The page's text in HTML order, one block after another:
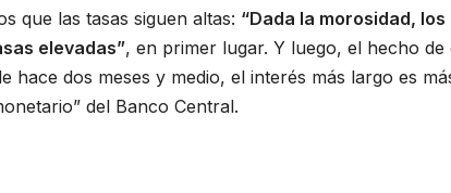
que las tasas siguen altas: “Dada la morosidad, los
elevadas”, en primer lugar. Y luego, el hecho de
hace dos meses y medio, el interés más largo es
del Banco Central.